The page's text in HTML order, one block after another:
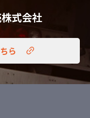
式会社
ら